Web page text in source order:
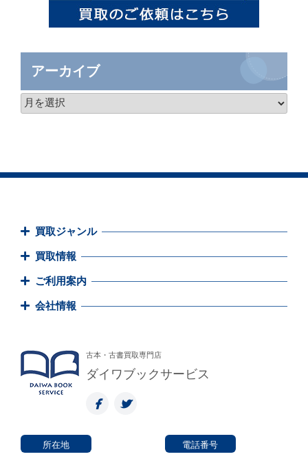
アーカイブ
買取ジャンル
買取情報
ご利用案内
会社情報
古本・古書買取専門店
ダイワブックサービス
所在地 電話番号